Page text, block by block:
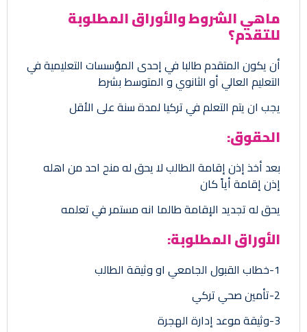
ماهي الشروط والأوراق المطلوبة
للتقدم؟
أن يكون المتقدم طالبا في إحدى المؤسسات التعليمية في
التعليم العالي أو الثانوي و المتوسط بشرط
يجب ان يتم التعلم في تركيا لمدة سنة على الأقل
الحقوق:
بعد أخذ إذن إقامة الطالب لا يحق له منح احد من اهله
إذن إقامة أياً كان
يحق له تجديد الإقامة طالما انه مستمر في تعلمه
الأوراق المطلوبة:
1-خطاب القبول الجامعي او وثيقة الطالب
2-تأمين صحي تركي
3-وثيقة موعد إدارة الهجرة